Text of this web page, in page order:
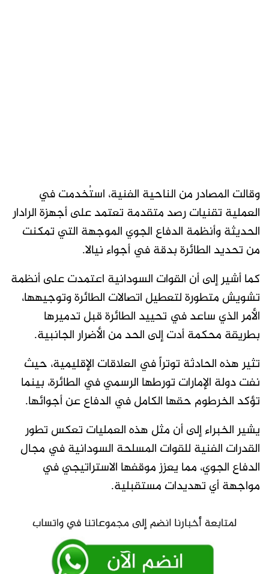
وقالت المصادر من الناحية الفنية، استُخدمت في
العملية تقنيات رصد متقدمة تعتمد على أجهزة الرادار
الحديثة وأنظمة الدفاع الجوي الموجهة التي تمكنت
من تحديد الطائرة بدقة في أجواء نيالا.
كما أشير إلى أن القوات السودانية اعتمدت على أنظمة
تشويش متطورة لتعطيل اتصالات الطائرة وتوجيهها،
الأمر الذي ساعد في تحييد الطائرة قبل تدميرها
بطريقة محكمة أدت إلى الحد من الأضرار الجانبية.
تثير هذه الحادثة توتراً في العلاقات الإقليمية، حيث
نفت دولة الإمارات تورطها الرسمي في الطائرة، بينما
تؤكد الخرطوم حقها الكامل في الدفاع عن أجوائها.
يشير الخبراء إلى أن مثل هذه العمليات تعكس تطور
القدرات الفنية للقوات المسلحة السودانية في مجال
الدفاع الجوي، مما يعزز موقفها الاستراتيجي في
مواجهة أي تهديدات مستقبلية.